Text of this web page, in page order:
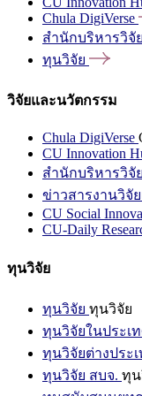
Chula DigiVerse
สำนักบริหารวิจัย
ทุนวิจัย
วิจัยและนวัตกรรม
Chula DigiVerse
CU Innovation
สำนักบริหารวิจั
ข่าวสารงานวิจั
CU Social
CU-Daily
ทุนวิจัย
ทุนวิจัย ทุนวิจัย
ทุนวิจัยในประเ
ทุนวิจัยต่างประ
ทุนวิจัย สบจ. ทุน